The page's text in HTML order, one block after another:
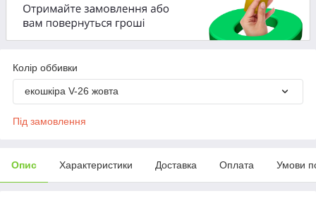
Колір оббивки
екошкіра V-26 жовта
Під замовлення
Опис Характеристики Доставка Оплата Умови